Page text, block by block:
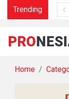
TrendingDari
PRO
Home